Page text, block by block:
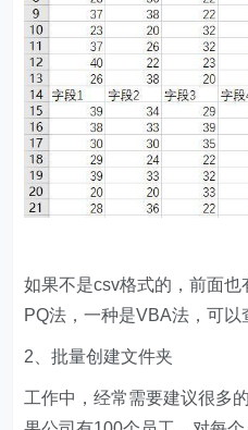
如果不是csv格式的，前面
PQ法，一种是VBA法，可以
2、批量创建文件夹
工作中，经常需要建议很多